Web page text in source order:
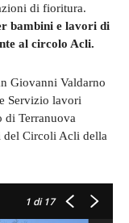
di fioritura.
bambini e lavori di
al circolo Acli.
Giovanni Valdarno
Servizio lavori
Terranuova
del Circoli Acli della
1 di 17